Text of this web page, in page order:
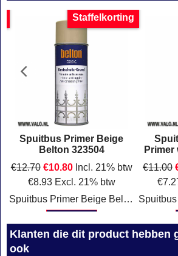
Staffelkorting
Spuitbus Primer Beige
Belton 323504
€12.70 €10.80 Incl. 21% btw
€8.93 Excl. 21% btw
Spuitbus Primer Beige Belton 323504
Primer
€11.00
€
Klanten die dit product hebben
ook